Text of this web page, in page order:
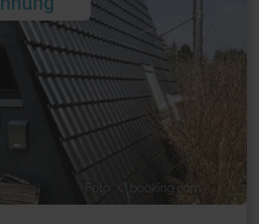
Foto: © booking.com